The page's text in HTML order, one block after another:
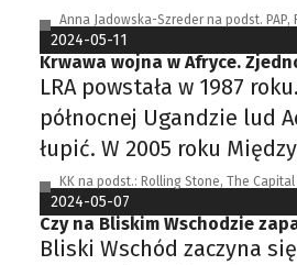
Anna Jadowska-Szreder na podst. PAP,
2024-05-11
Krwawa wojna w Afryce.
LRA powstała w 1987
północnej Ugandzie lud
łupić. W 2005 roku
KK na podst.: Rolling Stone, The
2024-05-07
Czy na Bliskim Wschodzie
Bliski Wschód zaczyna